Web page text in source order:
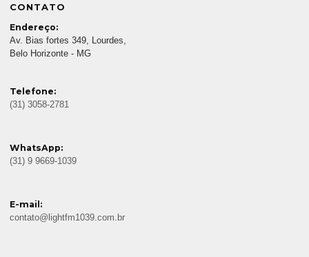
CONTATO
Endereço:
Av. Bias fortes 349, Lourdes,
Belo Horizonte - MG
Telefone:
(31) 3058-2781
WhatsApp:
(31) 9 9669-1039
E-mail:
contato@lightfm1039.com.br